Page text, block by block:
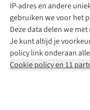
IP-adres en andere
gebruiken we voor het
Deze data delen we
Je kunt altijd je
policy link onderaan
Cookie policy en 11